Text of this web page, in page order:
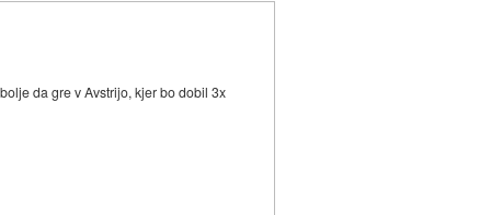
da gre v Avstrijo, kjer bo dobil 3x